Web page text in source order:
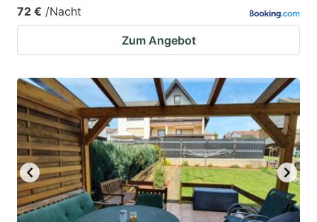
72 € /Nacht
Zum Angebot